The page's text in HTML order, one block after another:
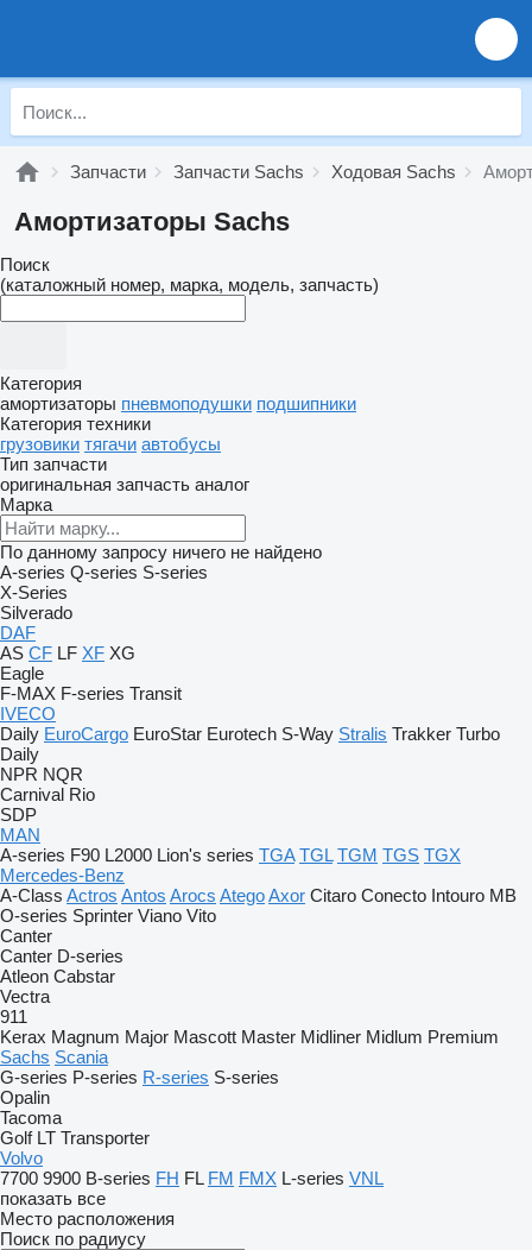
Запчасти Запчасти Sachs Ходовая Sachs
Амортизаторы Sachs
Поиск
(каталожный номер, марка, модель, запчасть)
Категория
амортизаторы пневмоподушки подшипники
Категория техники
грузовики тягачи автобусы
Тип запчасти
оригинальная запчасть аналог
Марка
По данному запросу ничего не найдено
A-series Q-series S-series
X-Series
Silverado
DAF
AS CF LF XF XG
Eagle
F-MAX F-series Transit
IVECO
Daily EuroCargo EuroStar Eurotech S-Way Stralis Trakker Turbo
Daily
NPR NQR
Carnival Rio
SDP
MAN
A-series F90 L2000 Lion's series TGA TGL TGM TGS TGX
Mercedes-Benz
A-Class Actros Antos Arocs AtegoAxor Citaro Conecto Intouro MB
O-series Sprinter Viano Vito
Canter
Canter D-series
Atleon Cabstar
Vectra
911
Kerax Magnum Major Mascott Master Midliner Midlum Premium
Sachs Scania
G-series P-series R-series S-series
Opalin
Tacoma
Golf LT Transporter
Volvo
7700 9900 B-series FH FL FM FMX L-series VNL
показать все
Место расположения
Поиск по радиусу